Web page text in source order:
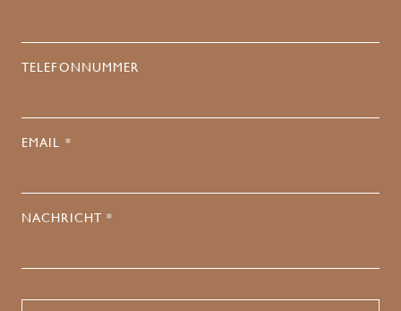
TELEFONNUMMER
EMAIL *
NACHRICHT *